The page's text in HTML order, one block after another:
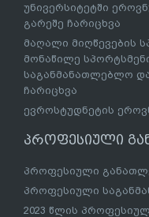
უნივერსიტეტში
გარეშე ჩარიცხვა
მაღალი მიღწევების
მონაწილე
საგანმანათლებლო
ჩარიცხვა
ევროსტუდნეტის
პროფესიული
პროფესიული
პროფესიული
2023 წლის